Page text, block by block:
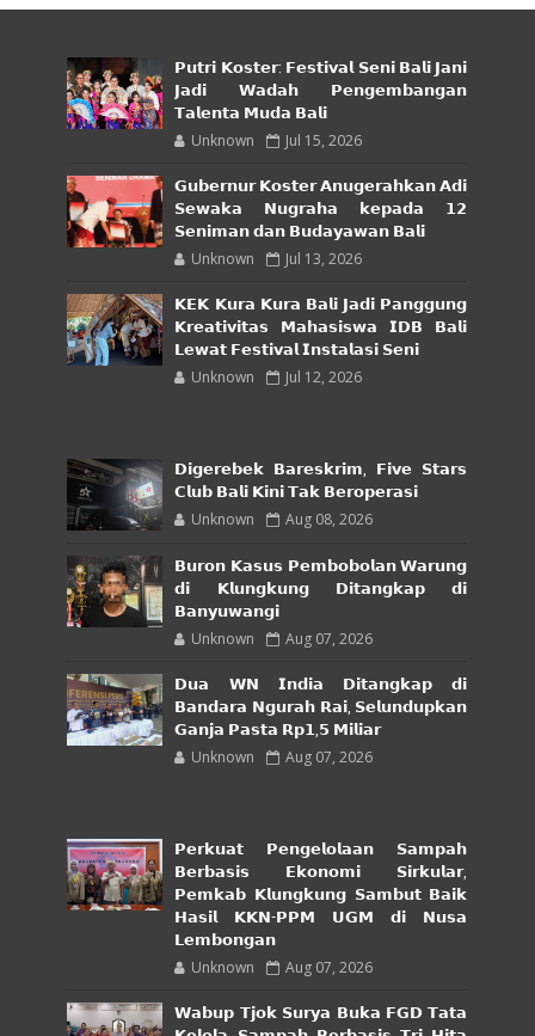
𝗣𝘂𝘁𝗿𝗶 𝗞𝗼𝘀𝘁𝗲𝗿: 𝗙𝗲𝘀𝘁𝗶𝘃𝗮𝗹 𝗦𝗲𝗻𝗶 𝗕𝗮𝗹𝗶 𝗝𝗮𝗻𝗶
𝗝𝗮𝗱𝗶 𝗪𝗮𝗱𝗮𝗵 𝗣𝗲𝗻𝗴𝗲𝗺𝗯𝗮𝗻𝗴𝗮𝗻
𝗧𝗮𝗹𝗲𝗻𝘁𝗮 𝗠𝘂𝗱𝗮 𝗕𝗮𝗹𝗶
Unknown Jul 15, 2026
𝗚𝘂𝗯𝗲𝗿𝗻𝘂𝗿 𝗞𝗼𝘀𝘁𝗲𝗿 𝗔𝗻𝘂𝗴𝗲𝗿𝗮𝗵𝗸𝗮𝗻 𝗔𝗱𝗶
𝗦𝗲𝘄𝗮𝗸𝗮 𝗡𝘂𝗴𝗿𝗮𝗵𝗮 𝗸𝗲𝗽𝗮𝗱𝗮 𝟭𝟮
𝗦𝗲𝗻𝗶𝗺𝗮𝗻 𝗱𝗮𝗻 𝗕𝘂𝗱𝗮𝘆𝗮𝘄𝗮𝗻 𝗕𝗮𝗹𝗶
Unknown Jul 13, 2026
𝗞𝗘𝗞 𝗞𝘂𝗿𝗮 𝗞𝘂𝗿𝗮 𝗕𝗮𝗹𝗶 𝗝𝗮𝗱𝗶 𝗣𝗮𝗻𝗴𝗴𝘂𝗻𝗴
𝗞𝗿𝗲𝗮𝘁𝗶𝘃𝗶𝘁𝗮𝘀 𝗠𝗮𝗵𝗮𝘀𝗶𝘀𝘄𝗮 𝗜𝗗𝗕 𝗕𝗮𝗹𝗶
𝗟𝗲𝘄𝗮𝘁 𝗙𝗲𝘀𝘁𝗶𝘃𝗮𝗹 𝗜𝗻𝘀𝘁𝗮𝗹𝗮𝘀𝗶 𝗦𝗲𝗻𝗶
Unknown Jul 12, 2026
𝗗𝗶𝗴𝗲𝗿𝗲𝗯𝗲𝗸 𝗕𝗮𝗿𝗲𝘀𝗸𝗿𝗶𝗺, 𝗙𝗶𝘃𝗲 𝗦𝘁𝗮𝗿𝘀
𝗖𝗹𝘂𝗯 𝗕𝗮𝗹𝗶 𝗞𝗶𝗻𝗶 𝗧𝗮𝗸 𝗕𝗲𝗿𝗼𝗽𝗲𝗿𝗮𝘀𝗶
Unknown Aug 08, 2026
𝗕𝘂𝗿𝗼𝗻 𝗞𝗮𝘀𝘂𝘀 𝗣𝗲𝗺𝗯𝗼𝗯𝗼𝗹𝗮𝗻 𝗪𝗮𝗿𝘂𝗻𝗴
𝗱𝗶 𝗞𝗹𝘂𝗻𝗴𝗸𝘂𝗻𝗴 𝗗𝗶𝘁𝗮𝗻𝗴𝗸𝗮𝗽 𝗱𝗶
𝗕𝗮𝗻𝘆𝘂𝘄𝗮𝗻𝗴𝗶
Unknown Aug 07, 2026
𝗗𝘂𝗮 𝗪𝗡 𝗜𝗻𝗱𝗶𝗮 𝗗𝗶𝘁𝗮𝗻𝗴𝗸𝗮𝗽 𝗱𝗶
𝗕𝗮𝗻𝗱𝗮𝗿𝗮 𝗡𝗴𝘂𝗿𝗮𝗵 𝗥𝗮𝗶, 𝗦𝗲𝗹𝘂𝗻𝗱𝘂𝗽𝗸𝗮𝗻
𝗚𝗮𝗻𝗷𝗮 𝗣𝗮𝘀𝘁𝗮 𝗥𝗽𝟭,𝟱 𝗠𝗶𝗹𝗶𝗮𝗿
Unknown Aug 07, 2026
𝗣𝗲𝗿𝗸𝘂𝗮𝘁 𝗣𝗲𝗻𝗴𝗲𝗹𝗼𝗹𝗮𝗮𝗻 𝗦𝗮𝗺𝗽𝗮𝗵
𝗕𝗲𝗿𝗯𝗮𝘀𝗶𝘀 𝗘𝗸𝗼𝗻𝗼𝗺𝗶 𝗦𝗶𝗿𝗸𝘂𝗹𝗮𝗿,
𝗣𝗲𝗺𝗸𝗮𝗯 𝗞𝗹𝘂𝗻𝗴𝗸𝘂𝗻𝗴 𝗦𝗮𝗺𝗯𝘂𝘁 𝗕𝗮𝗶𝗸
𝗛𝗮𝘀𝗶𝗹 𝗞𝗞𝗡-𝗣𝗣𝗠 𝗨𝗚𝗠 𝗱𝗶 𝗡𝘂𝘀𝗮
𝗟𝗲𝗺𝗯𝗼𝗻𝗴𝗮𝗻
Unknown Aug 07, 2026
𝗪𝗮𝗯𝘂𝗽 𝗧𝗷𝗼𝗸 𝗦𝘂𝗿𝘆𝗮 𝗕𝘂𝗸𝗮 𝗙𝗚𝗗 𝗧𝗮𝘁𝗮